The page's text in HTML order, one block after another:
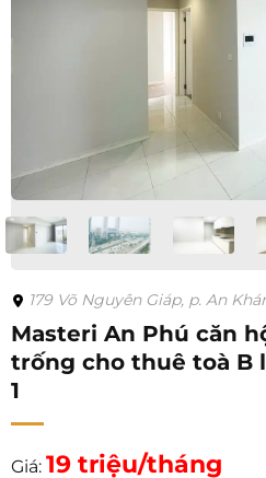
179 Võ Nguyên Giáp, p. An
Masteri An Phú căn
trống cho thuê toà B
1
Giá: 19 triệu/tháng